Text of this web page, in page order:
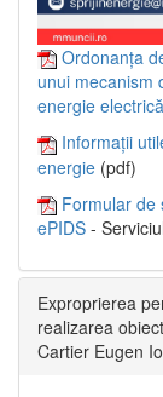
Ordonanța
unui mecanism
energie
Informații
energie (pdf)
Formular de
ePIDS -
Exproprierea
realizarea
Cartier Eugen